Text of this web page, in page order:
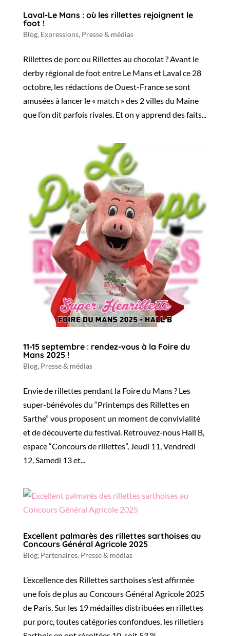
Laval-Le Mans : où les rillettes rejoignent le
foot !
Blog, Expressions, Presse & médias
Rillettes de porc ou Rillettes au chocolat ? Avant le
derby régional de foot entre Le Mans et Laval ce 28
octobre, les rédactions de Ouest-France se sont
amusées à lancer le « match » des 2 villes du Maine
que l’on dit parfois rivales. Et on y apprend des faits...
11-15 septembre : rendez-vous à la Foire du
Mans 2025 !
Blog, Presse & médias
Envie de rillettes pendant la Foire du Mans ? Les
super-bénévoles du “Printemps des Rillettes en
Sarthe” vous proposent un moment de convivialité
et de découverte du festival. Retrouvez-nous Hall B,
espace “Concours de rillettes”, Jeudi 11, Vendredi
12, Samedi 13 et...
Excellent palmarès des rillettes sarthoises au
Concours Général Agricole 2025
Blog, Partenaires, Presse & médias
L’excellence des Rillettes sarthoises s’est affirmée
une fois de plus au Concours Général Agricole 2025
de Paris. Sur les 19 médailles distribuées en rillettes
pur porc, toutes catégories confondues, les rilletiers